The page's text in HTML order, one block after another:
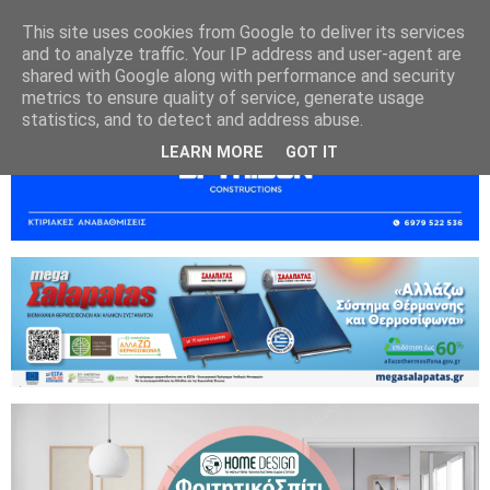
This site uses cookies from Google to deliver its services
and to analyze traffic. Your IP address and user-agent are
shared with Google along with performance and security
metrics to ensure quality of service, generate usage
statistics, and to detect and address abuse.
LEARN MORE GOT IT